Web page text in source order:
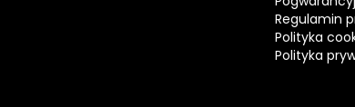
Regulamin
Polityka
Polityka